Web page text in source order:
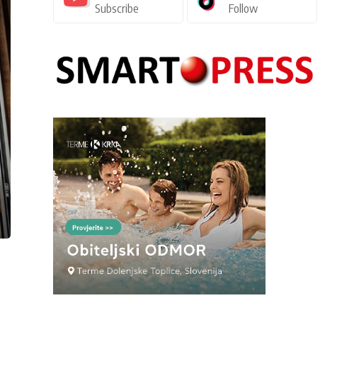
Subscribe Follow